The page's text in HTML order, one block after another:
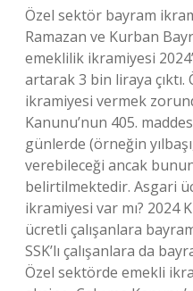
Özel sektör bayram
Ramazan ve Kurban
emeklilik ikramiyesi
artarak 3 bin liraya
ikramiyesi vermek
Kanunu’nun 405.
günlerde (örneğin
verebileceği ancak
belirtilmektedir. Asgari
ikramiyesi var mı? 2024
ücretli çalışanlara
SSK’lı çalışanlara da
Özel sektörde emekli